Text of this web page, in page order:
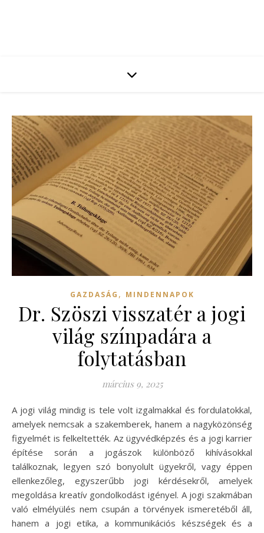
GAZDASÁG , MINDENNAPOK
Dr. Szöszi visszatér a jogi
világ színpadára a
folytatásban
március 9, 2025
A jogi világ mindig is tele volt izgalmakkal és fordulatokkal,
amelyek nemcsak a szakemberek, hanem a nagyközönség
figyelmét is felkeltették. Az ügyvédképzés és a jogi karrier
építése során a jogászok különböző kihívásokkal
találkoznak, legyen szó bonyolult ügyekről, vagy éppen
ellenkezőleg, egyszerűbb jogi kérdésekről, amelyek
megoldása kreatív gondolkodást igényel. A jogi szakmában
való elmélyülés nem csupán a törvények ismeretéből áll,
hanem a jogi etika, a kommunikációs készségek és a